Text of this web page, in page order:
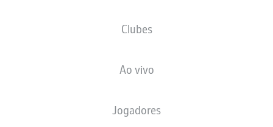
Clubes
Ao vivo
Jogadores
A escalação inicial será divulgada 60
minutos antes do início da partida